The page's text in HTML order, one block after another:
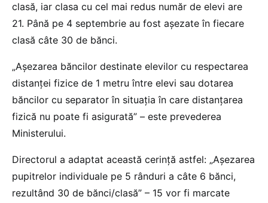
clasă, iar clasa cu cel mai redus număr de elevi are
21. Până pe 4 septembrie au fost așezate în fiecare
clasă câte 30 de bănci.
„Așezarea băncilor destinate elevilor cu respectarea
distanței fizice de 1 metru între elevi sau dotarea
băncilor cu separator în situația în care distanțarea
fizică nu poate fi asigurată” – este prevederea
Ministerului.
Directorul a adaptat această cerință astfel: „Așezarea
pupitrelor individuale pe 5 rânduri a câte 6 bănci,
rezultând 30 de bănci/clasă” – 15 vor fi marcate